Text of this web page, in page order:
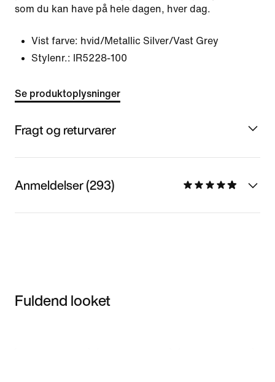
som du kan have på hele dagen, hver dag.
Vist farve: hvid/Metallic Silver/Vast Grey
Stylenr.:
IR5228-100
Se produktoplysninger
Fragt og returvarer
Anmeldelser (293)
Fuldend looket